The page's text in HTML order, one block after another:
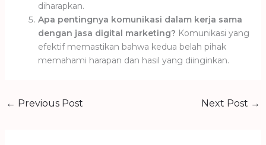
diharapkan.
Apa pentingnya komunikasi dalam kerja sama
dengan jasa digital marketing? Komunikasi yang
efektif memastikan bahwa kedua belah pihak
memahami harapan dan hasil yang diinginkan.
← Previous Post Next Post →